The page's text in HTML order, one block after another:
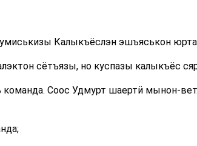
Калыкъёслэн эшъяськон
сётъязы, но куспазы калыкъёс
Соос Удмурт шаертӥ мынон-